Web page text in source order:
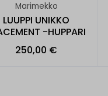
Marimekko
LUUPPI UNIKKO
-HUPPARI
250,00 €